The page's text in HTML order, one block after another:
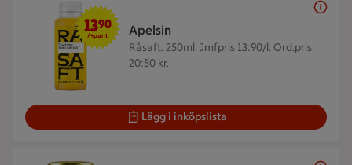
Apelsin
Råsaft. 250ml. Jmfpris 13:90/l. Ord.pris
20:50 kr.
13,90 kr + pant
1390
/+pant
Lägg i inköpslista